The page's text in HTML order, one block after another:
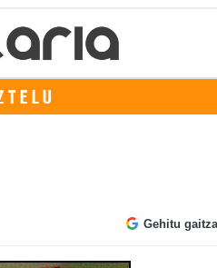
Gehitu